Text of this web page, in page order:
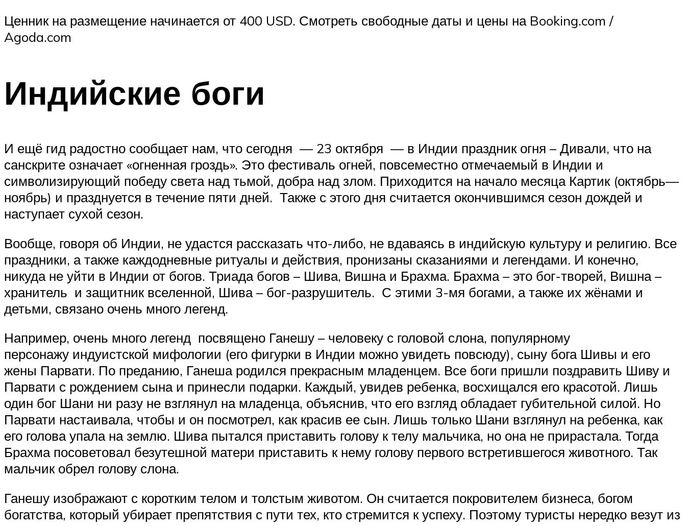
Ценник на размещение начинается от 400 USD. Смотреть свободные даты и цены на Booking.com /
Agoda.com
Индийские боги
И ещё гид радостно сообщает нам, что сегодня — 23 октября — в Индии праздник огня – Дивали, что на
санскрите означает «огненная гроздь». Это фестиваль огней, повсеместно отмечаемый в Индии и
символизирующий победу света над тьмой, добра над злом. Приходится на начало месяца Картик (октябрь—
ноябрь) и празднуется в течение пяти дней. Также с этого дня считается окончившимся сезон дождей и
наступает сухой сезон.
Вообще, говоря об Индии, не удастся рассказать что-либо, не вдаваясь в индийскую культуру и религию. Все
праздники, а также каждодневные ритуалы и действия, пронизаны сказаниями и легендами. И конечно,
никуда не уйти в Индии от богов. Триада богов – Шива, Вишна и Брахма. Брахма – это бог-творей, Вишна –
хранитель и защитник вселенной, Шива – бог-разрушитель. С этими 3-мя богами, а также их жёнами и
детьми, связано очень много легенд.
Например, очень много легенд посвящено Ганешу – человеку с головой слона, популярному
персонажу индуистской мифологии (его фигурки в Индии можно увидеть повсюду), сыну бога Шивы и его
жены Парвати. По преданию, Ганеша родился прекрасным младенцем. Все боги пришли поздравить Шиву и
Парвати с рождением сына и принесли подарки. Каждый, увидев ребенка, восхищался его красотой. Лишь
один бог Шани ни разу не взглянул на младенца, объяснив, что его взгляд обладает губительной силой. Но
Парвати настаивала, чтобы и он посмотрел, как красив ее сын. Лишь только Шани взглянул на ребенка, как
его голова упала на землю. Шива пытался приставить голову к телу мальчика, но она не прирастала. Тогда
Брахма посоветовал безутешной матери приставить к нему голову первого встретившегося животного. Так
мальчик обрел голову слона.
Ганешу изображают с коротким телом и толстым животом. Он считается покровителем бизнеса, богом
богатства, который убирает препятствия с пути тех, кто стремится к успеху. Поэтому туристы нередко везут из